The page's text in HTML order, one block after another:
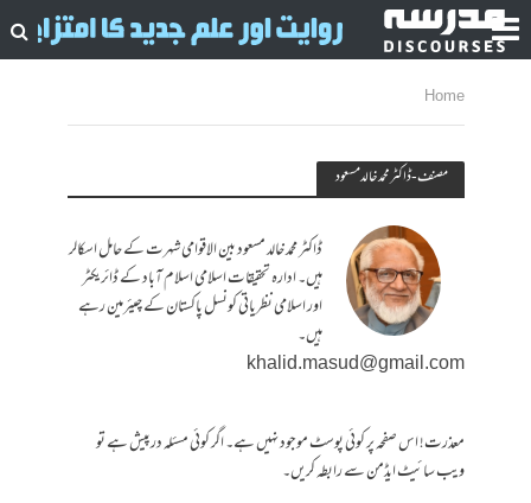
Home
مصنف - ڈاکٹر محمد خالد مسعود
ڈاکٹر محمد خالد مسعود بین الاقوامی شہرت کے حامل اسکالر
ہیں۔ ادارہ تحقیقات اسلامی اسلام آباد کے ڈائریکٹر
اور اسلامی نظریاتی کونسل پاکستان کے چیئرمین رہے
ہیں۔
khalid.masud@gmail.com
معذرت! اس صفحہ پر کوئی پوسٹ موجود نہیں ہے۔ اگر کوئی مسئلہ درپیش ہے تو
ویب سائیٹ ایڈمن سے رابطہ کریں۔